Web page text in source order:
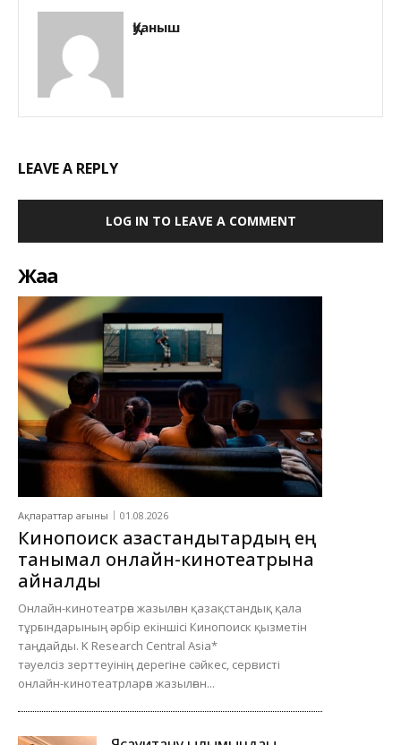
Қуаныш
LEAVE A REPLY
LOG IN TO LEAVE A COMMENT
Жаңа
Ақпараттар ағыны 01.08.2026
Кинопоиск қазақстандықтардың ең
танымал онлайн-кинотеатрына
айналды
Онлайн-кинотеатрға жазылған қазақстандық қала
тұрғындарының әрбір екіншісі Кинопоиск қызметін
таңдайды. K Research Central Asia*
тәуелсіз зерттеуінің дерегіне сәйкес, сервисті
онлайн-кинотеатрларға жазылған...